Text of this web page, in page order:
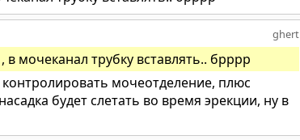
ghert
мочеканал трубку вставлять.. брррр
мочеотделение, плюс
будет слетать во время эрекции, ну в